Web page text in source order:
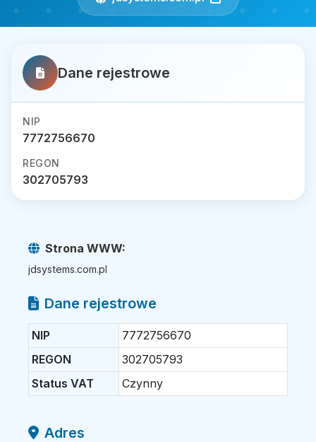
Dane rejestrowe
NIP
7772756670
REGON
302705793
Strona WWW:
jdsystems.com.pl
Dane rejestrowe
NIP
7772756670
REGON
302705793
Status VAT
Czynny
Adres